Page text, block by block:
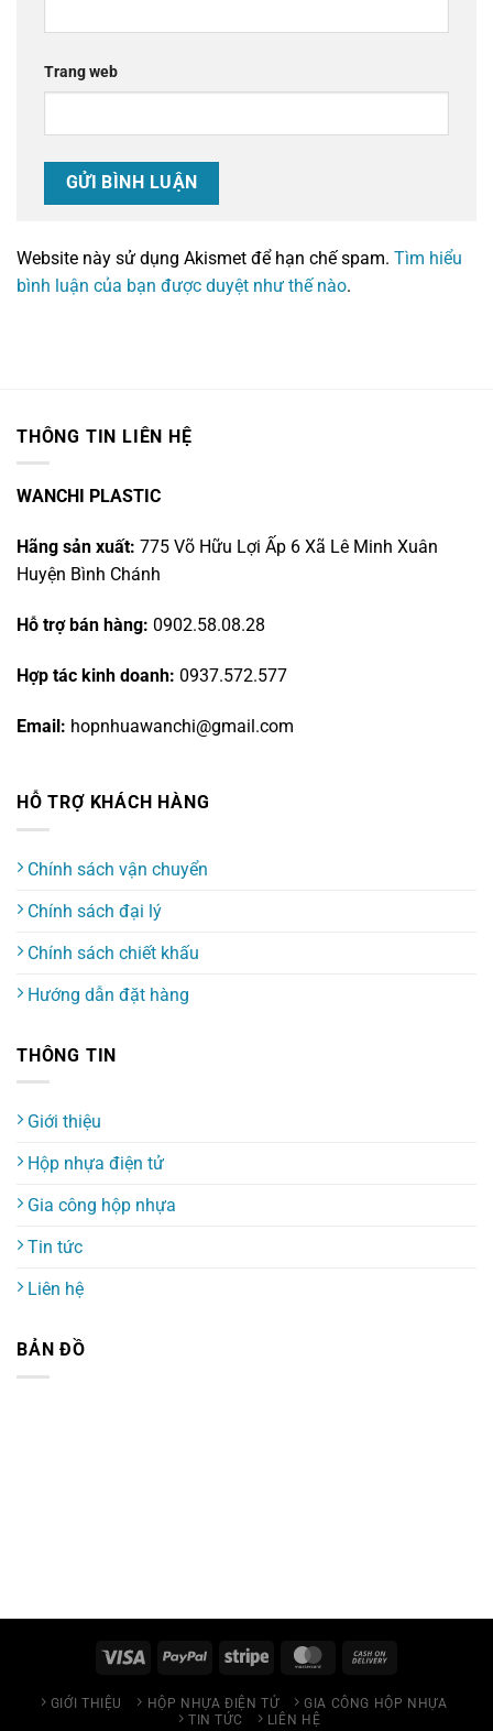
Trang web
Website này sử dụng Akismet để hạn chế spam. Tìm hiểu
bình luận của bạn được duyệt như thế nào.
THÔNG TIN LIÊN HỆ
WANCHI PLASTIC
Hãng sản xuất: 775 Võ Hữu Lợi Ấp 6 Xã Lê Minh Xuân
Huyện Bình Chánh
Hỗ trợ bán hàng: 0902.58.08.28
Hợp tác kinh doanh: 0937.572.577
Email: hopnhuawanchi@gmail.com
HỖ TRỢ KHÁCH HÀNG
Chính sách vận chuyển
Chính sách đại lý
Chính sách chiết khấu
Hướng dẫn đặt hàng
THÔNG TIN
Giới thiệu
Hộp nhựa điện tử
Gia công hộp nhựa
Tin tức
Liên hệ
BẢN ĐỒ
GIỚI THIỆU HỘP NHỰA ĐIỆN TỬ
GIA CÔNG HỘP NHỰA
TIN TỨC
LIÊN HỆ